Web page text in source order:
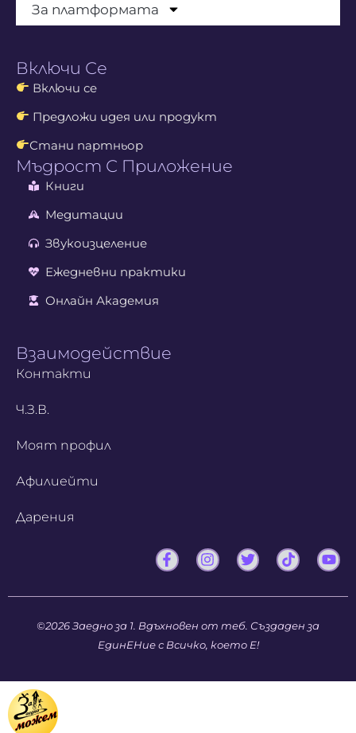
За платформата
Включи Се
Включи се
Предложи идея или продукт
Стани партньор
Мъдрост С Приложение
Книги
Медитации
Звукоизцеление
Ежедневни практики
Онлайн Академия
Взаимодействие
Контакти
Ч.З.В.
Моят профил
Афилиейти
Дарения
©2026 Заедно за 1. Вдъхновен от теб. Създаден за
ЕдинЕНие с Всичко, което Е!